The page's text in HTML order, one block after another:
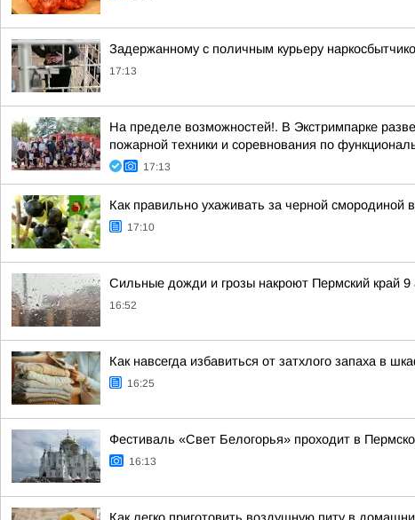
Задержанному с поличным курьеру
17:13
На пределе возможностей!. В Экстримпарке
пожарной техники и соревнования по
17:13
Как правильно ухаживать за черной смородиной
17:10
Сильные дожди и грозы накроют Пермский край 9
16:52
Как навсегда избавиться от затхлого запаха в
16:25
Фестиваль «Свет Белогорья» проходит в
16:13